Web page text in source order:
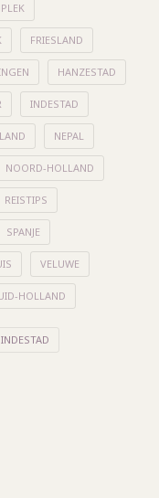
FRIESLAND
HANZESTAD
INDESTAD
NEPAL
NOORD-HOLLAND
REISTIPS
SPANJE
VELUWE
HOLLAND
INDESTAD